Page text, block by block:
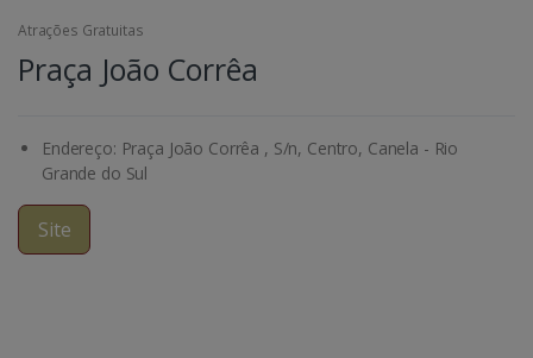
Atrações Gratuitas
Praça João Corrêa
Endereço: Praça João Corrêa , S/n, Centro, Canela - Rio
Grande do Sul
Site